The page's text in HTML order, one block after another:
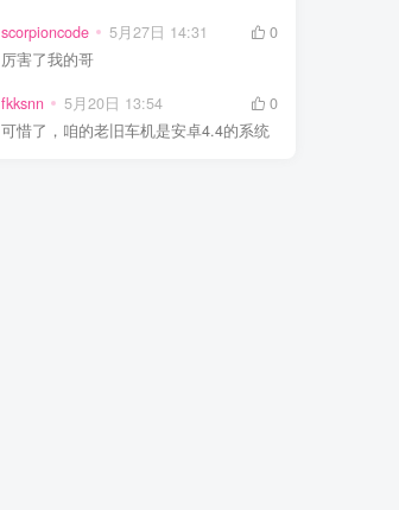
scorpioncode 5月27日 14:31
0
厉害了我的哥
fkksnn 5月20日 13:54
0
可惜了，咱的老旧车机是安卓4.4的系统